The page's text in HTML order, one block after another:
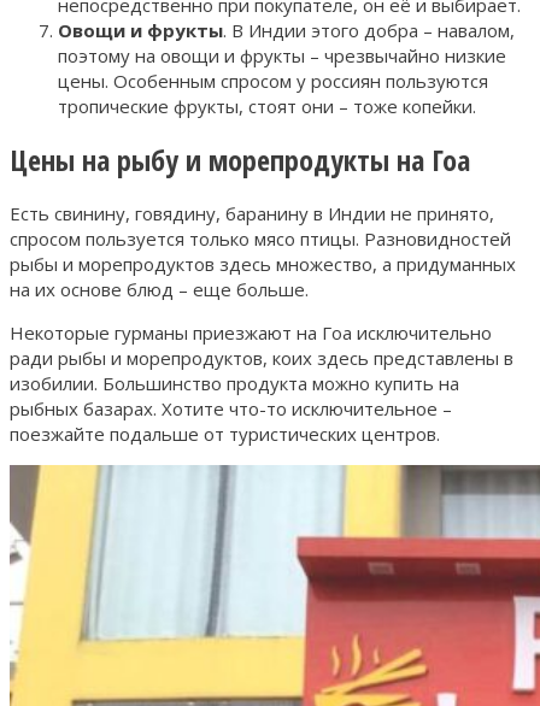
Овощи и фрукты. В Индии этого добра – навалом,
поэтому на овощи и фрукты – чрезвычайно низкие
цены. Особенным спросом у россиян пользуются
тропические фрукты, стоят они – тоже копейки.
Цены на рыбу и морепродукты на Гоа
Есть свинину, говядину, баранину в Индии не принято,
спросом пользуется только мясо птицы. Разновидностей
рыбы и морепродуктов здесь множество, а придуманных
на их основе блюд – еще больше.
Некоторые гурманы приезжают на Гоа исключительно
ради рыбы и морепродуктов, коих здесь представлены в
изобилии. Большинство продукта можно купить на
рыбных базарах. Хотите что-то исключительное –
поезжайте подальше от туристических центров.